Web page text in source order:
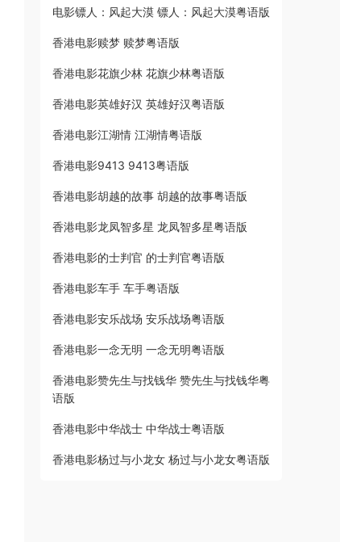
电影镖人：风起大漠 镖人：风起大漠粤语版
香港电影赎梦 赎梦粤语版
香港电影花旗少林 花旗少林粤语版
香港电影英雄好汉 英雄好汉粤语版
香港电影江湖情 江湖情粤语版
香港电影9413 9413粤语版
香港电影胡越的故事 胡越的故事粤语版
香港电影龙凤智多星 龙凤智多星粤语版
香港电影的士判官 的士判官粤语版
香港电影车手 车手粤语版
香港电影安乐战场 安乐战场粤语版
香港电影一念无明 一念无明粤语版
香港电影赞先生与找钱华 赞先生与找钱华粤
语版
香港电影中华战士 中华战士粤语版
香港电影杨过与小龙女 杨过与小龙女粤语版